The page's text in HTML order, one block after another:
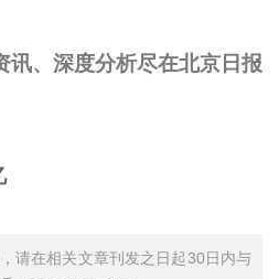
讯、深度分析尽在北京日报
请在相关文章刊发之日起30日内与